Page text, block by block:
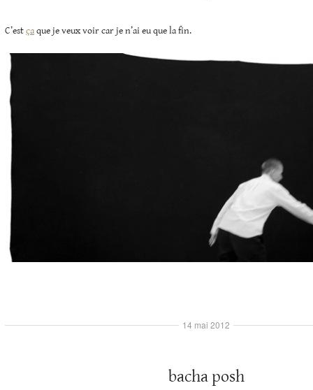
C’estçaque je veux voir car je n’ai eu que la fin.
bacha posh
14 mai 2012